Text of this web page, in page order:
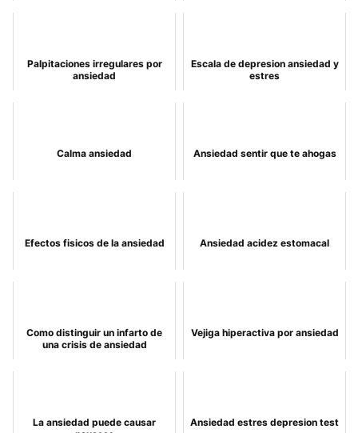
Palpitaciones irregulares por
ansiedad
Escala de depresion ansiedad y
estres
Calma ansiedad Ansiedad sentir que te ahogas
Efectos fisicos de la ansiedad Ansiedad acidez estomacal
Como distinguir un infarto de
una crisis de ansiedad
Vejiga hiperactiva por ansiedad
La ansiedad puede causar
Ansiedad estres depresion test